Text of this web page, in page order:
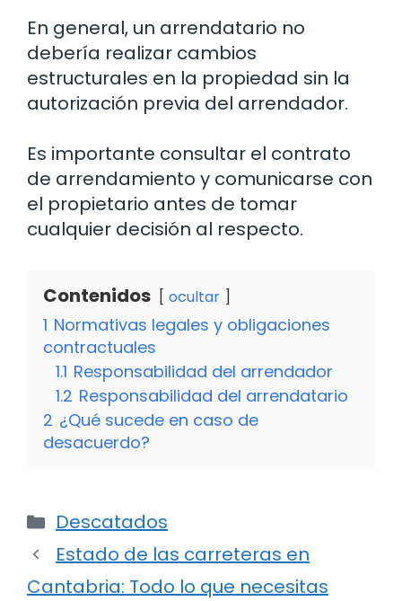
En general, un arrendatario no
debería realizar cambios
estructurales en la propiedad sin la
autorización previa del arrendador.
Es importante consultar el contrato
de arrendamiento y comunicarse con
el propietario antes de tomar
cualquier decisión al respecto.
Contenidos ocultar
1 Normativas legales y obligaciones
contractuales
1.1 Responsabilidad del arrendador
1.2 Responsabilidad del arrendatario
2 ¿Qué sucede en caso de
desacuerdo?
Categorías
Descatados
Estado de las carreteras en
Cantabria: Todo lo que necesitas